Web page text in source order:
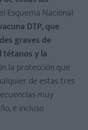
Esquema Nacional
DTP, que
graves de
tétanos y la
la protección que
de estas tres
muy
e incluso